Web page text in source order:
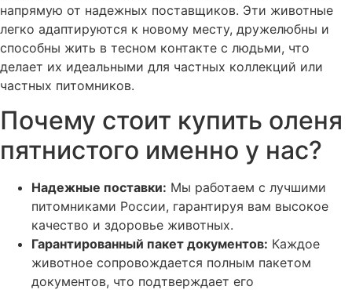
напрямую от надежных поставщиков. Эти животные
легко адаптируются к новому месту, дружелюбны и
способны жить в тесном контакте с людьми, что
делает их идеальными для частных коллекций или
частных питомников.
Почему стоит купить оленя
пятнистого именно у нас?
Надежные поставки: Мы работаем с лучшими
питомниками России, гарантируя вам высокое
качество и здоровье животных.
Гарантированный пакет документов: Каждое
животное сопровождается полным пакетом
документов, что подтверждает его